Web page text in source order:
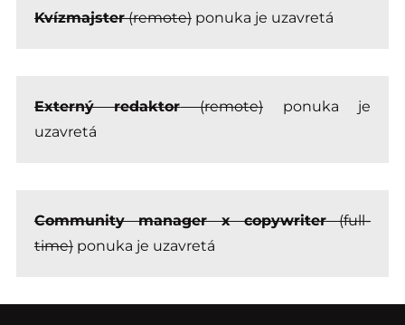
Kvízmajster(remote)ponuka je uzavretá
Externý redaktor(remote) ponuka je
uzavretá
Community manager x copywriter(full-
time)ponuka je uzavretá